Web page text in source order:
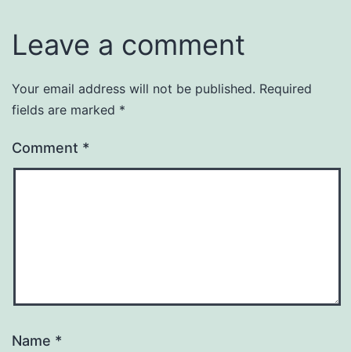
Leave a comment
Your email address will not be published. Required
fields are marked *
Comment *
Name *